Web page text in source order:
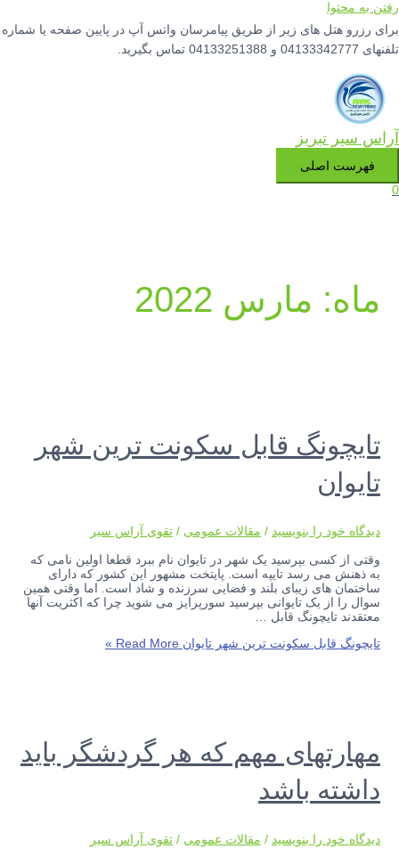
رفتن به محتوا
برای رزرو هتل های زیر از طریق پیامرسان واتس آپ در پایین صفحه یا شماره
تلفنهای 04133342777 و 04133251388 تماس بگیرید.
آراس سیر تبریز
فهرست اصلی
0
ماه: مارس 2022
تایچونگ قابل سکونت ترین شهر
تایوان
دیدگاه‌ خود را بنویسید / مقالات عمومی /تقوی آراس سیر
وقتی از کسی بپرسید یک شهر در تایوان نام ببرد قطعا اولین نامی که
به ذهنش می رسد تایپه است. ‏پایتخت مشهور این کشور که دارای
ساختمان های زیبای بلند و فضایی سرزنده و شاد است. اما وقتی ‏همین
سوال را از یک تایوانی بپرسید سورپرایز می شوید چرا که اکثریت آنها
معتقدند تایچونگ قابل …
تایچونگ قابل سکونت ترین شهر تایوان
مهارتهای مهم که هر گردشگر باید
داشته باشد
دیدگاه‌ خود را بنویسید / مقالات عمومی /تقوی آراس سیر